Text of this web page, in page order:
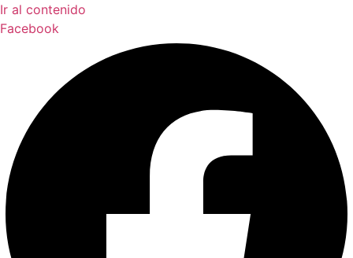
Ir al contenido
Facebook